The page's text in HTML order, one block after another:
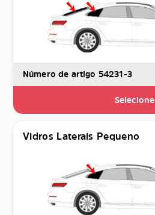
Número de artigo 54231-3
Selecione
Vidros Laterais Pequeno